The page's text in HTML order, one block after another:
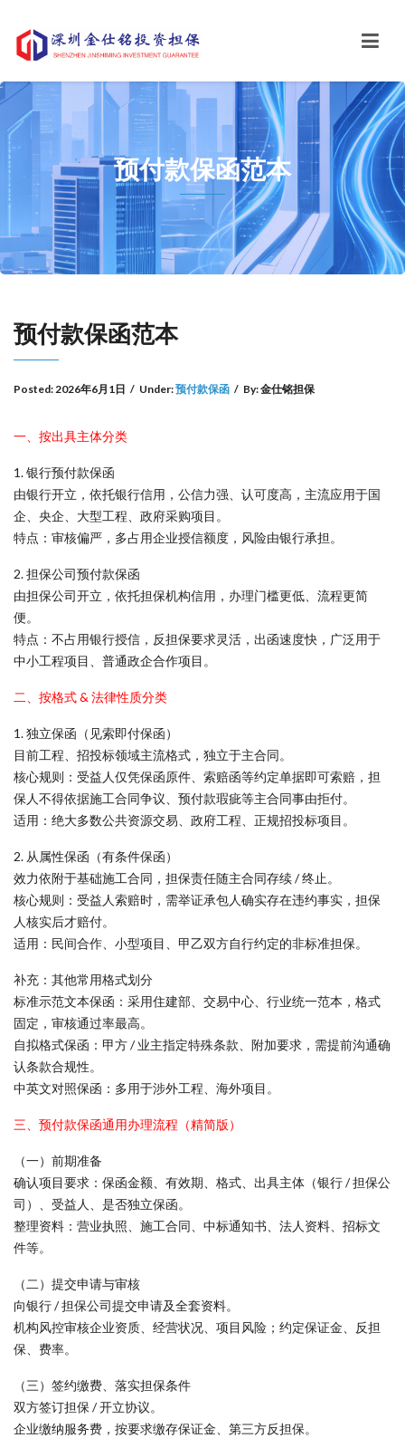
预付款保函范本
预付款保函范本
Posted:2026年6月1日 / Under:预付款保函 / By:金仕铭担保
一、按出具主体分类
1. 银行预付款保函
由银行开立，依托银行信用，公信力强、认可度高，主流应用于国
企、央企、大型工程、政府采购项目。
特点：审核偏严，多占用企业授信额度，风险由银行承担。
2. 担保公司预付款保函
由担保公司开立，依托担保机构信用，办理门槛更低、流程更简
便。
特点：不占用银行授信，反担保要求灵活，出函速度快，广泛用于
中小工程项目、普通政企合作项目。
二、按格式 & 法律性质分类
1. 独立保函（见索即付保函）
目前工程、招投标领域主流格式，独立于主合同。
核心规则：受益人仅凭保函原件、索赔函等约定单据即可索赔，担
保人不得依据施工合同争议、预付款瑕疵等主合同事由拒付。
适用：绝大多数公共资源交易、政府工程、正规招投标项目。
2. 从属性保函（有条件保函）
效力依附于基础施工合同，担保责任随主合同存续 / 终止。
核心规则：受益人索赔时，需举证承包人确实存在违约事实，担保
人核实后才赔付。
适用：民间合作、小型项目、甲乙双方自行约定的非标准担保。
补充：其他常用格式划分
标准示范文本保函：采用住建部、交易中心、行业统一范本，格式
固定，审核通过率最高。
自拟格式保函：甲方 / 业主指定特殊条款、附加要求，需提前沟通确
认条款合规性。
中英文对照保函：多用于涉外工程、海外项目。
三、预付款保函通用办理流程（精简版）
（一）前期准备
确认项目要求：保函金额、有效期、格式、出具主体（银行 / 担保公
司）、受益人、是否独立保函。
整理资料：营业执照、施工合同、中标通知书、法人资料、招标文
件等。
（二）提交申请与审核
向银行 / 担保公司提交申请及全套资料。
机构风控审核企业资质、经营状况、项目风险；约定保证金、反担
保、费率。
（三）签约缴费、落实担保条件
双方签订担保 / 开立协议。
企业缴纳服务费，按要求缴存保证金、第三方反担保。